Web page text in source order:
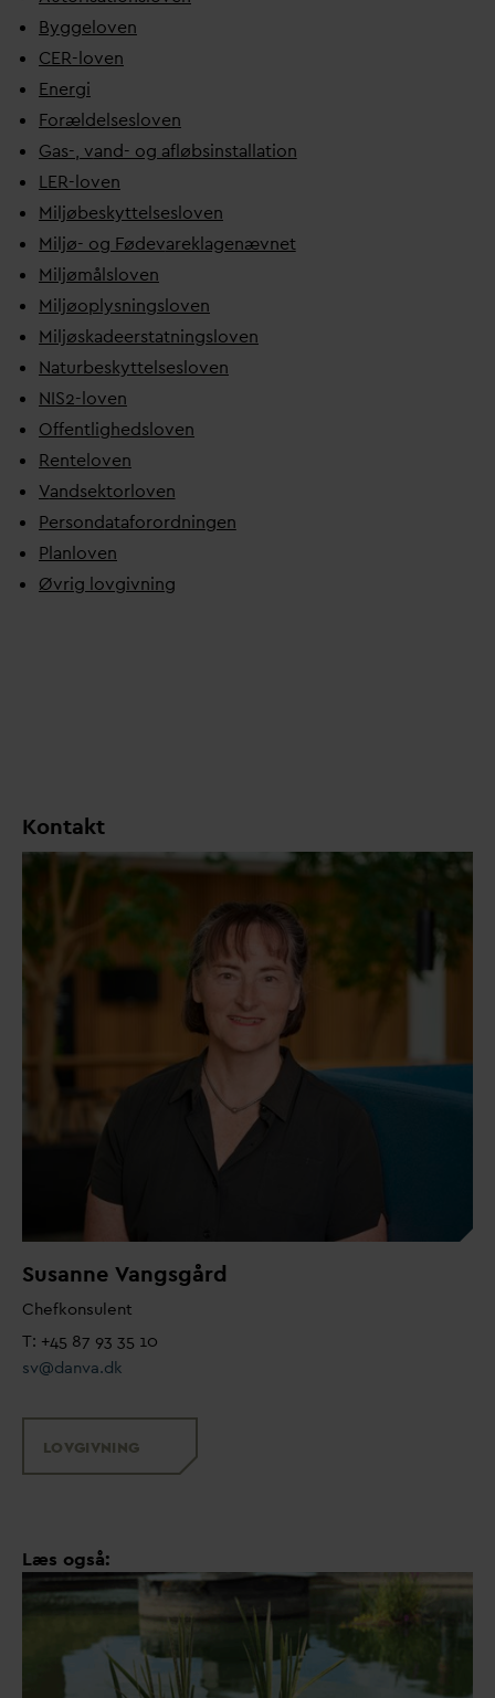
Byggeloven
CER-loven
Energi
Forældelsesloven
Gas-, vand- og afløbsinstallation
LER-loven
Miljøbeskyttelsesloven
Miljø- og Fødevareklagenævnet
Miljømålsloven
Miljøoplysningsloven
Miljøskadeerstatningsloven
Naturbeskyttelsesloven
NIS2-loven
Offentlighedsloven
Renteloven
Vandsektorloven
Persondataforordningen
Planloven
Øvrig lovgivning
Kontakt
Susanne Vangsgård
Chefkonsulent
T: +45 87 93 35 10
sv@danva.dk
LOVGIVNING
Læs også: